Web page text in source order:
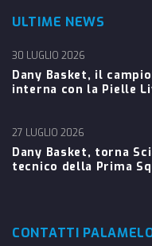
ULTIME NEWS
Dany Basket, il
interna con la Pielle
30 LUGLIO 2026
Dany Basket, torna
tecnico della Prima
27 LUGLIO 2026
CONTATTI